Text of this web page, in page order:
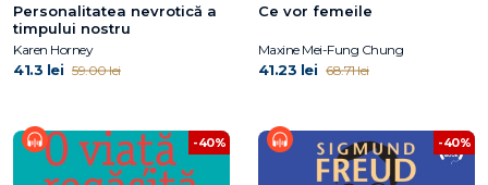
Personalitatea nevrotică a
timpului nostru
Karen Horney
41.3 lei 59.00 lei
Ce vor femeile
Maxine Mei-Fung Chung
41.23 lei 68.71 lei
-40% -40%